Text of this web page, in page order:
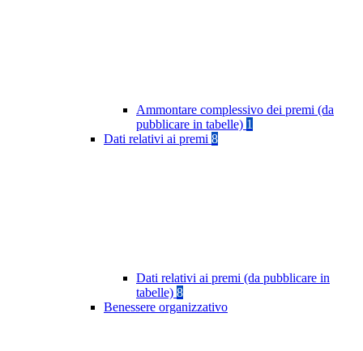
Ammontare complessivo dei premi (da
pubblicare in tabelle) 1
Dati relativi ai premi 8
Dati relativi ai premi (da pubblicare in
tabelle) 8
Benessere organizzativo